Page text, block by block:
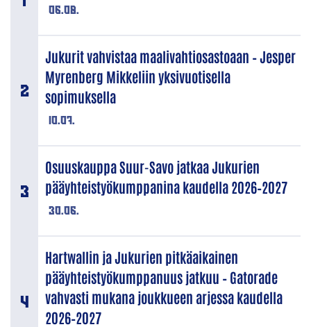
06.08.
10.07.
Jukurit vahvistaa maalivahtiosastoaan – Jesper
Myrenberg Mikkeliin yksivuotisella
sopimuksella
30.06.
Osuuskauppa Suur-Savo jatkaa Jukurien
pääyhteistyökumppanina kaudella 2026–2027
Hartwallin ja Jukurien pitkäaikainen
pääyhteistyökumppanuus jatkuu – Gatorade
vahvasti mukana joukkueen arjessa kaudella
2026–2027